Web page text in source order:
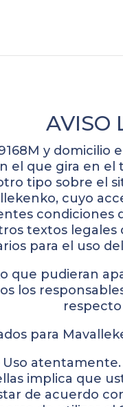
AVISO
y
el que gira en
tipo sobre el
cuyo
condiciones
textos
para el uso
que pudieran
los
respecto
para
implica que
de acuerdo